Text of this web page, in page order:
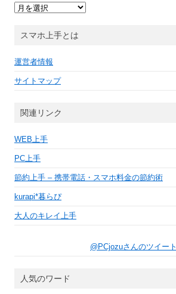
ア
ー
ブスマホ上手とは
運営者情報
サイトマップ
関連リンク
WEB上手
PC上手
節約上手 – 携帯電話・スマホ料金の節約術
kurapi*暮らぴ
大人のキレイ上手
@PCjozuさんのツイート
人気のワード